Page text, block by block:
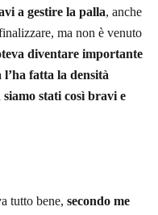
a gestire la palla, anche
ma non è venuto
diventare importante
fatta la densità
stati così bravi e
tutto bene, secondo me